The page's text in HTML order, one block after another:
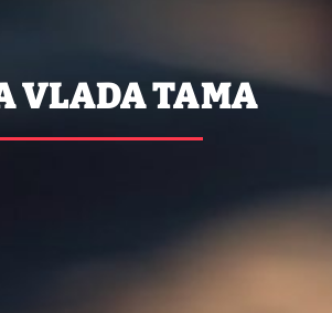
VLADA TAMA